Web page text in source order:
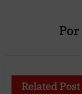
Por
Related Post